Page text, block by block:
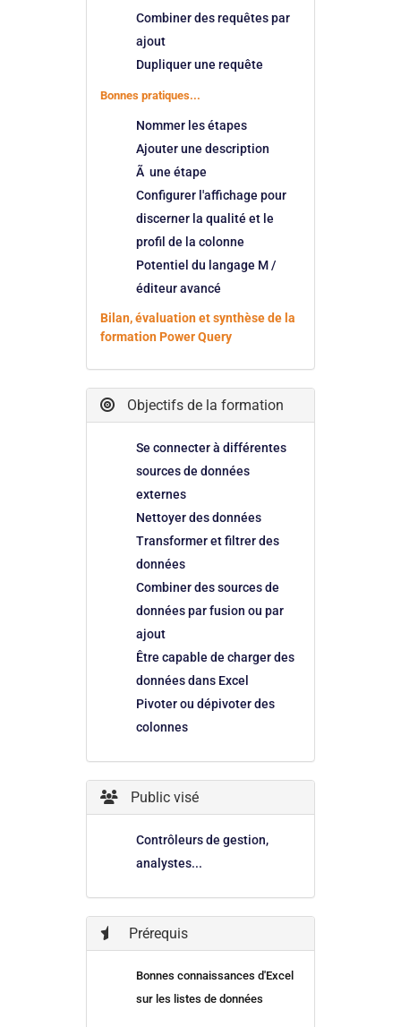
Combiner des requêtes par
ajout
Dupliquer une requête
Bonnes pratiques...
Nommer les étapes
Ajouter une description
Ã une étape
Configurer l'affichage pour
discerner la qualité et le
profil de la colonne
Potentiel du langage M /
éditeur avancé
Bilan, évaluation et synthèse de la
formation Power Query
Objectifs de la formation
Se connecter à différentes
sources de données
externes
Nettoyer des données
Transformer et filtrer des
données
Combiner des sources de
données par fusion ou par
ajout
Être capable de charger des
données dans Excel
Pivoter ou dépivoter des
colonnes
Public visé
Contrôleurs de gestion,
analystes...
Prérequis
Bonnes connaissances d'Excel
sur les listes de données